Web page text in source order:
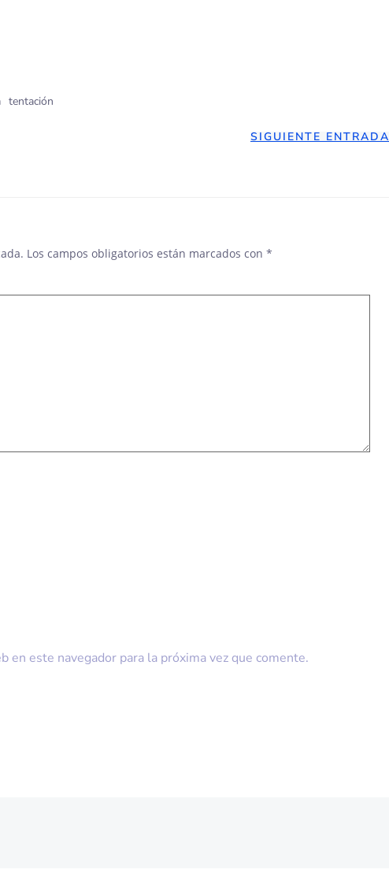
tentación
NAVEGACIÓNSIGUIENTE ENTRADA
Los campos obligatorios están marcados con *
en este navegador para la próxima vez que comente.